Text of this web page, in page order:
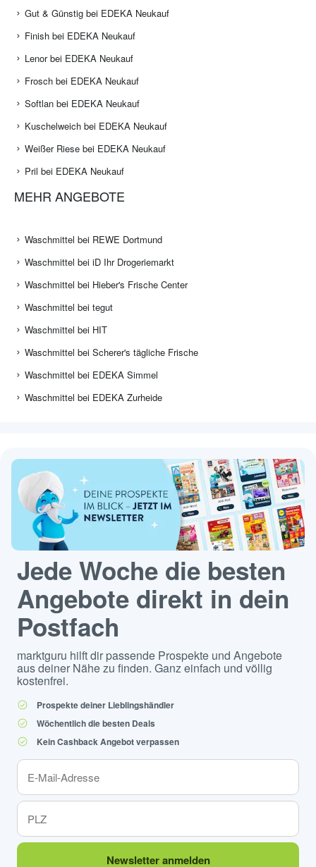
Gut & Günstig bei EDEKA Neukauf
Finish bei EDEKA Neukauf
Lenor bei EDEKA Neukauf
Frosch bei EDEKA Neukauf
Softlan bei EDEKA Neukauf
Kuschelweich bei EDEKA Neukauf
Weißer Riese bei EDEKA Neukauf
Pril bei EDEKA Neukauf
MEHR ANGEBOTE
Waschmittel bei REWE Dortmund
Waschmittel bei iD Ihr Drogeriemarkt
Waschmittel bei Hieber's Frische Center
Waschmittel bei tegut
Waschmittel bei HIT
Waschmittel bei Scherer's tägliche Frische
Waschmittel bei EDEKA Simmel
Waschmittel bei EDEKA Zurheide
Jede Woche die besten
Angebote direkt in dein
Postfach
marktguru hilft dir passende Prospekte und Angebote
aus deiner Nähe zu finden. Ganz einfach und völlig
kostenfrei.
Prospekte deiner Lieblingshändler
Wöchentlich die besten Deals
Kein Cashback Angebot verpassen
Newsletter anmelden